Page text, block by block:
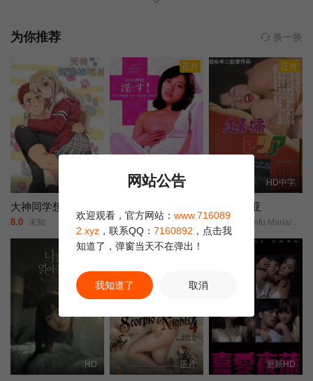
为你推荐 换一换
8.0 未知
正片
HD中字
6.0 Hakui monogatari: okasu!/Story of White Coat: Indecent Acts/白衣物語/淫す！/
正片
HD中字
新宿玛利亚
6.0 Baishunfu Maria/Shinjuku Maria/
HD 正片 更新HD
网站公告
欢迎观看，官方网站： www.716089
2.xyz ，联系QQ： 7160892 ，点击我
知道了，弹窗当天不在弹出！
我知道了 取消